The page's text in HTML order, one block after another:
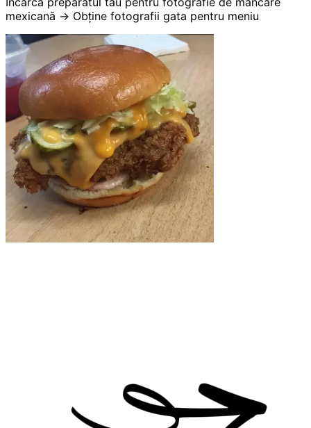
mexicană → Obține fotografii gata pentru meniu